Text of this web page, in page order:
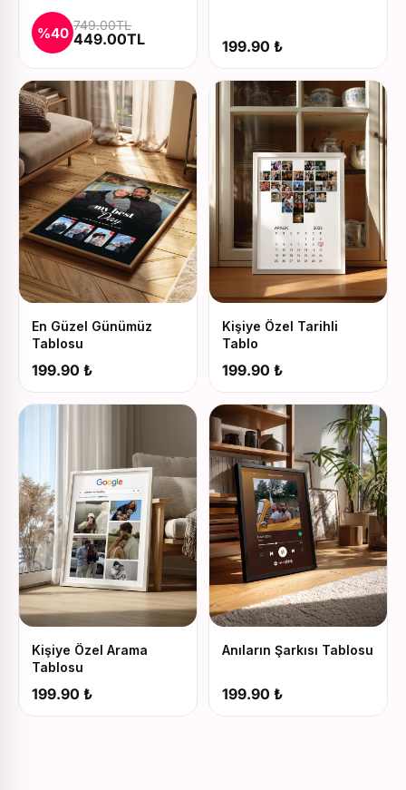
Baskılı Kupa ve Yastık
Seti
%40 749.00TL
449.00TL 199.90 ₺
En Güzel Günümüz
Tablosu
199.90 ₺
Kişiye Özel Tarihli
Tablo
199.90 ₺
Kişiye Özel Arama
Tablosu
199.90 ₺
Anıların Şarkısı Tablosu
199.90 ₺